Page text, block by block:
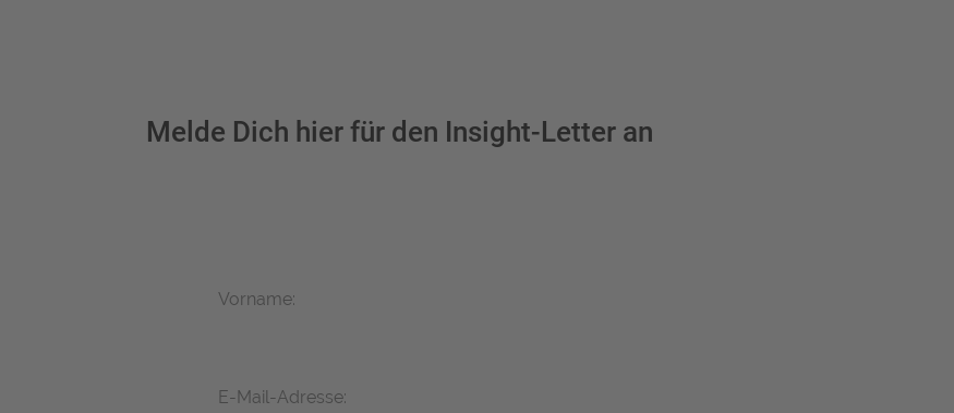
Melde Dich hier für den Insight-Letter an